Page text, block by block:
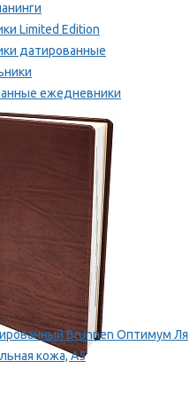
Limited Edition
датированные
ежедневники
Brunnen Оптимум Ля
кожа, А5